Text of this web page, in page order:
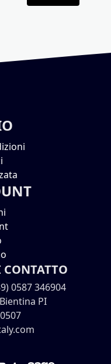
0587 346904
PI